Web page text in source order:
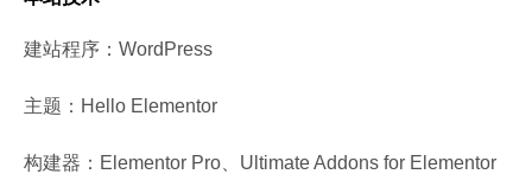
建站程序：WordPress
主题：Hello Elementor
构建器：Elementor Pro、Ultimate Addons for Elementor